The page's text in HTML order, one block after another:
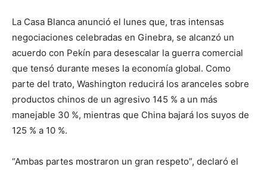
La Casa Blanca anunció el lunes que, tras intensas
negociaciones celebradas en Ginebra, se alcanzó un
acuerdo con Pekín para desescalar la guerra comercial
que tensó durante meses la economía global. Como
parte del trato, Washington reducirá los aranceles sobre
productos chinos de un agresivo 145 % a un más
manejable 30 %, mientras que China bajará los suyos de
125 % a 10 %.
“Ambas partes mostraron un gran respeto”, declaró el